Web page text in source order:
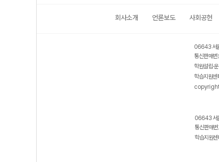
회사소개 언론보도 사회공헌
06643 서
통신판매
학원설립·
학습지원
06643 서
통신판매
학습지원